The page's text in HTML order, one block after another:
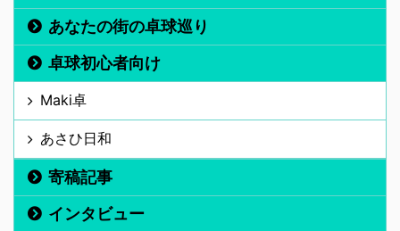
あなたの街の卓球巡り
卓球初心者向け
Maki卓
あさひ日和
寄稿記事
インタビュー